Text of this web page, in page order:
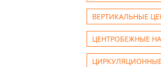
ВЕРТИКАЛЬНЫЕ
ЦЕНТРОБЕЖНЫЕ